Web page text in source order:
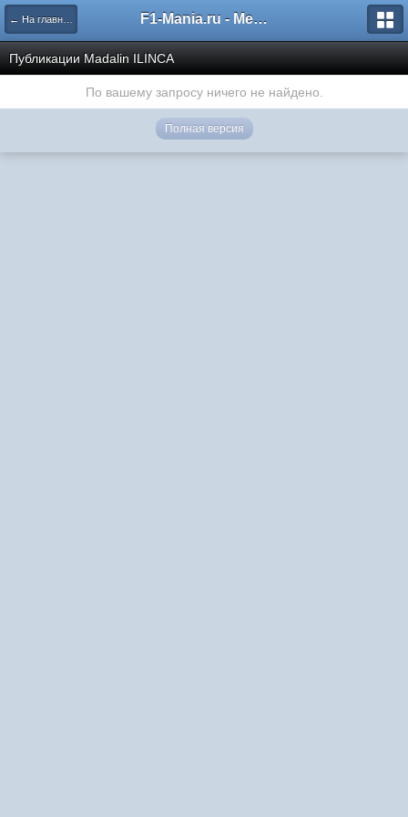
← На главную F1-Mania.ru - Международный чемпионат по симрейсингу
Публикации Madalin ILINCA
По вашему запросу ничего не найдено.
Полная версия